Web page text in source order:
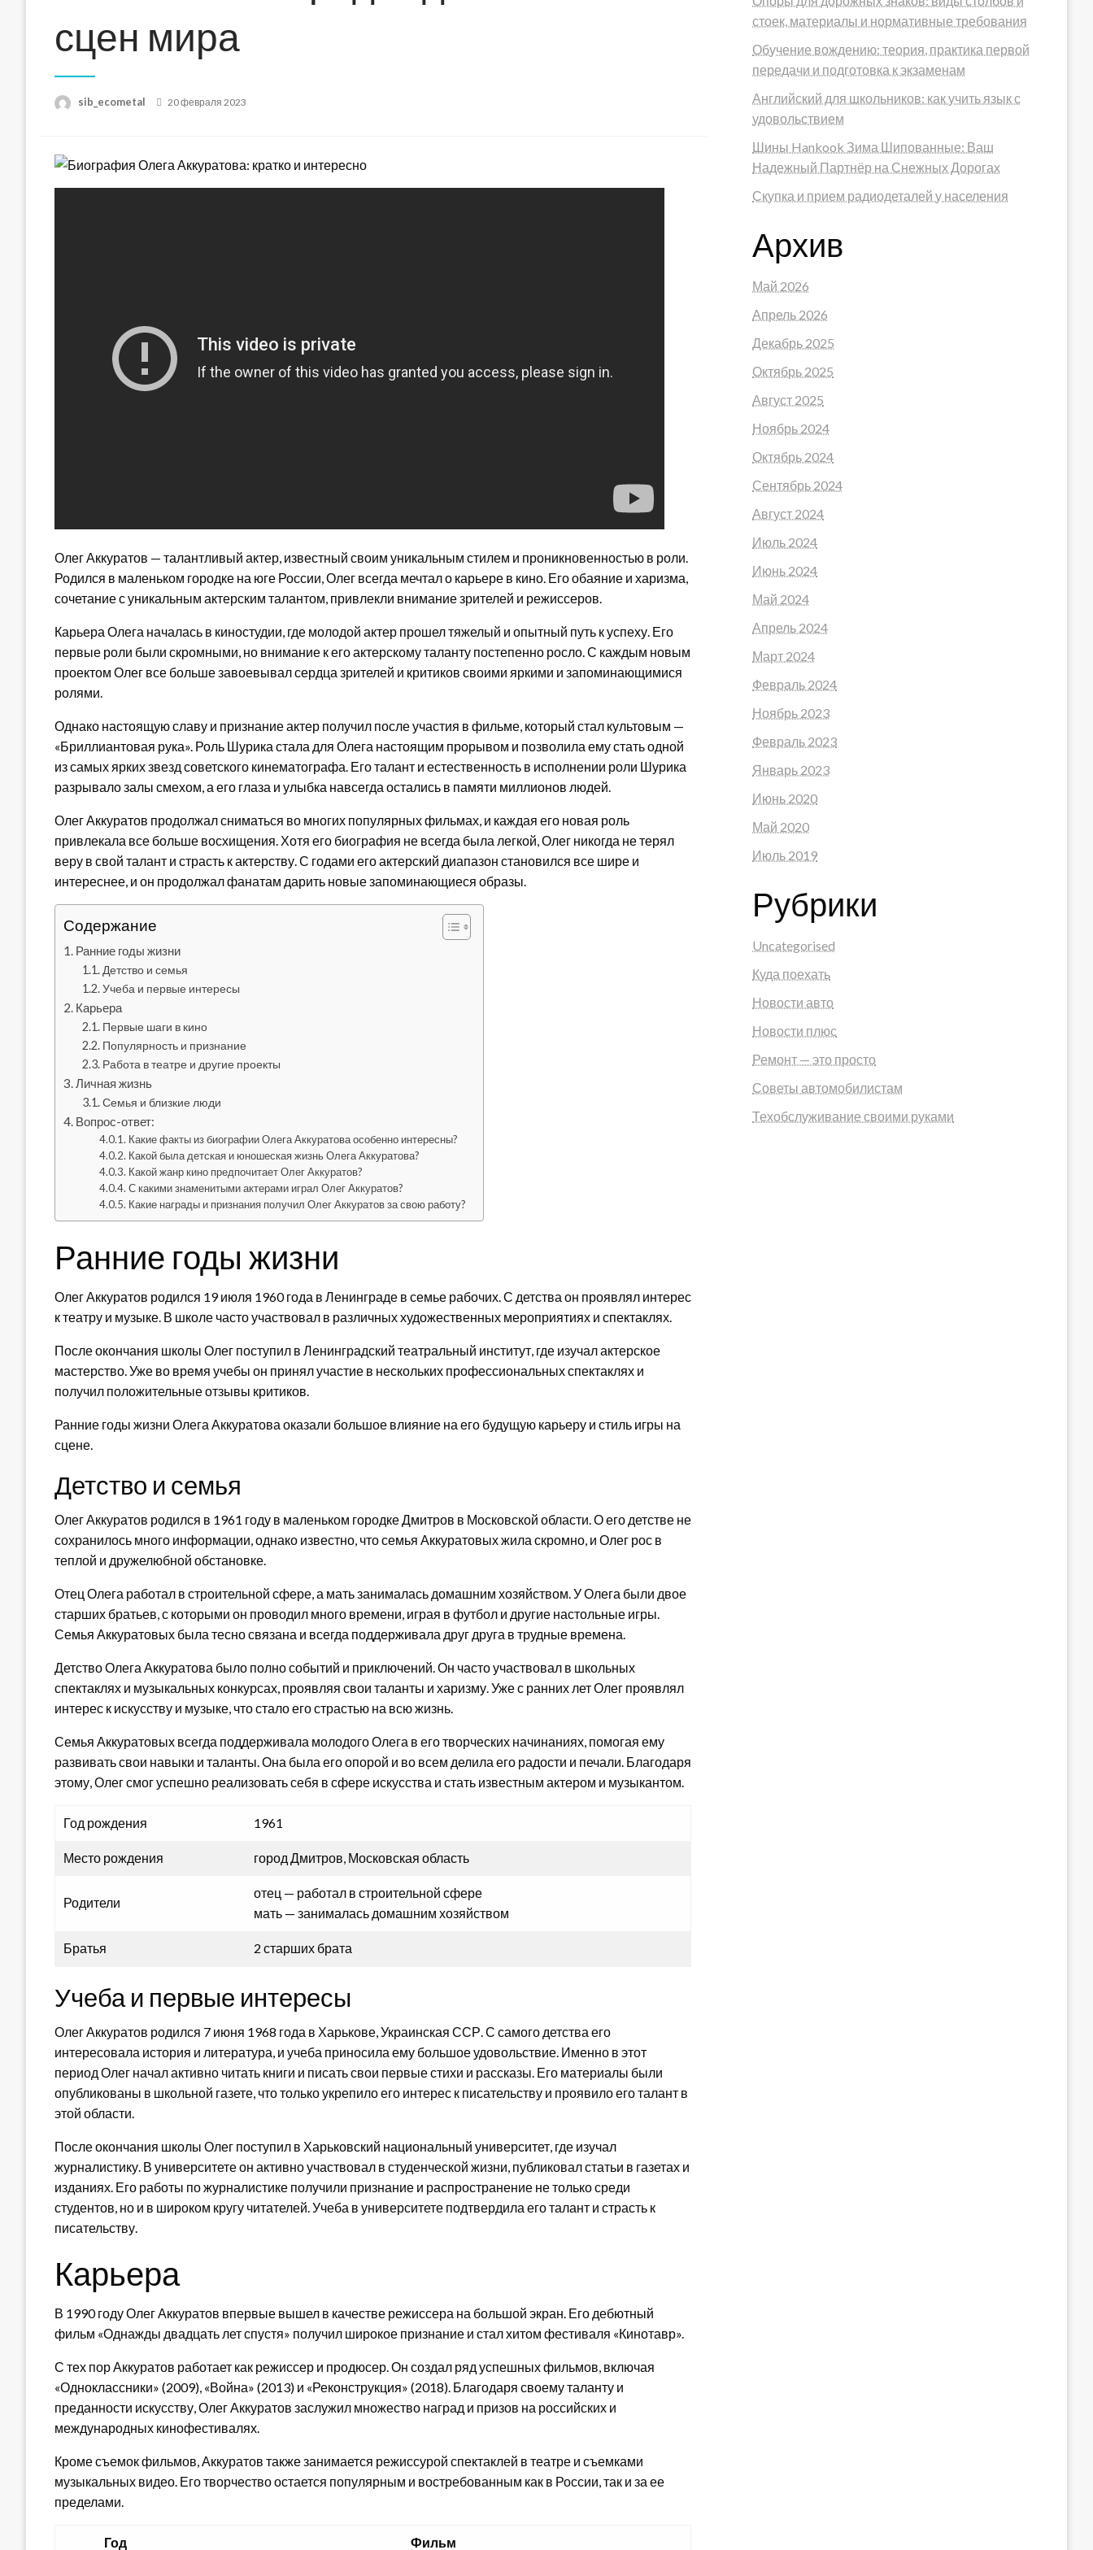
сцен мира
sib_ecometal
Posted
20 февраля 2023
Олег Аккуратов — талантливый актер, известный своим уникальным стилем и проникновенностью в роли.
Родился в маленьком городке на юге России, Олег всегда мечтал о карьере в кино. Его обаяние и харизма,
сочетание с уникальным актерским талантом, привлекли внимание зрителей и режиссеров.
Карьера Олега началась в киностудии, где молодой актер прошел тяжелый и опытный путь к успеху. Его
первые роли были скромными, но внимание к его актерскому таланту постепенно росло. С каждым новым
проектом Олег все больше завоевывал сердца зрителей и критиков своими яркими и запоминающимися
ролями.
Однако настоящую славу и признание актер получил после участия в фильме, который стал культовым —
«Бриллиантовая рука». Роль Шурика стала для Олега настоящим прорывом и позволила ему стать одной
из самых ярких звезд советского кинематографа. Его талант и естественность в исполнении роли Шурика
разрывало залы смехом, а его глаза и улыбка навсегда остались в памяти миллионов людей.
Олег Аккуратов продолжал сниматься во многих популярных фильмах, и каждая его новая роль
привлекала все больше восхищения. Хотя его биография не всегда была легкой, Олег никогда не терял
веру в свой талант и страсть к актерству. С годами его актерский диапазон становился все шире и
интереснее, и он продолжал фанатам дарить новые запоминающиеся образы.
Содержание
Ранние годы жизни
Детство и семья
Учеба и первые интересы
Карьера
Первые шаги в кино
Популярность и признание
Работа в театре и другие проекты
Личная жизнь
Семья и близкие люди
Вопрос-ответ:
Какие факты из биографии Олега Аккуратова особенно интересны?
Какой была детская и юношеская жизнь Олега Аккуратова?
Какой жанр кино предпочитает Олег Аккуратов?
С какими знаменитыми актерами играл Олег Аккуратов?
Какие награды и признания получил Олег Аккуратов за свою работу?
Ранние годы жизни
Олег Аккуратов родился 19 июля 1960 года в Ленинграде в семье рабочих. С детства он проявлял интерес
к театру и музыке. В школе часто участвовал в различных художественных мероприятиях и спектаклях.
После окончания школы Олег поступил в Ленинградский театральный институт, где изучал актерское
мастерство. Уже во время учебы он принял участие в нескольких профессиональных спектаклях и
получил положительные отзывы критиков.
Ранние годы жизни Олега Аккуратова оказали большое влияние на его будущую карьеру и стиль игры на
сцене.
Детство и семья
Олег Аккуратов родился в 1961 году в маленьком городке Дмитров в Московской области. О его детстве не
сохранилось много информации, однако известно, что семья Аккуратовых жила скромно, и Олег рос в
теплой и дружелюбной обстановке.
Отец Олега работал в строительной сфере, а мать занималась домашним хозяйством. У Олега были двое
старших братьев, с которыми он проводил много времени, играя в футбол и другие настольные игры.
Семья Аккуратовых была тесно связана и всегда поддерживала друг друга в трудные времена.
Детство Олега Аккуратова было полно событий и приключений. Он часто участвовал в школьных
спектаклях и музыкальных конкурсах, проявляя свои таланты и харизму. Уже с ранних лет Олег проявлял
интерес к искусству и музыке, что стало его страстью на всю жизнь.
Семья Аккуратовых всегда поддерживала молодого Олега в его творческих начинаниях, помогая ему
развивать свои навыки и таланты. Она была его опорой и во всем делила его радости и печали. Благодаря
этому, Олег смог успешно реализовать себя в сфере искусства и стать известным актером и музыкантом.
Год рождения 1961
Место рождения город Дмитров, Московская область
Родители
отец — работал в строительной сфере
мать — занималась домашним хозяйством
Братья 2 старших брата
Учеба и первые интересы
Олег Аккуратов родился 7 июня 1968 года в Харькове, Украинская ССР. С самого детства его
интересовала история и литература, и учеба приносила ему большое удовольствие. Именно в этот
период Олег начал активно читать книги и писать свои первые стихи и рассказы. Его материалы были
опубликованы в школьной газете, что только укрепило его интерес к писательству и проявило его талант в
этой области.
После окончания школы Олег поступил в Харьковский национальный университет, где изучал
журналистику. В университете он активно участвовал в студенческой жизни, публиковал статьи в газетах и
изданиях. Его работы по журналистике получили признание и распространение не только среди
студентов, но и в широком кругу читателей. Учеба в университете подтвердила его талант и страсть к
писательству.
Карьера
В 1990 году Олег Аккуратов впервые вышел в качестве режиссера на большой экран. Его дебютный
фильм «Однажды двадцать лет спустя» получил широкое признание и стал хитом фестиваля «Кинотавр».
С тех пор Аккуратов работает как режиссер и продюсер. Он создал ряд успешных фильмов, включая
«Одноклассники» (2009), «Война» (2013) и «Реконструкция» (2018). Благодаря своему таланту и
преданности искусству, Олег Аккуратов заслужил множество наград и призов на российских и
международных кинофестивалях.
Кроме съемок фильмов, Аккуратов также занимается режиссурой спектаклей в театре и съемками
музыкальных видео. Его творчество остается популярным и востребованным как в России, так и за ее
пределами.
Год Фильм
стоек, материалы и нормативные требования
Обучение вождению: теория, практика первой
передачи и подготовка к экзаменам
Английский для школьников: как учить язык с
удовольствием
Шины Hankook Зима Шипованные: Ваш
Надежный Партнёр на Снежных Дорогах
Скупка и прием радиодеталей у населения
Архив
Май 2026
Апрель 2026
Декабрь 2025
Октябрь 2025
Август 2025
Ноябрь 2024
Октябрь 2024
Сентябрь 2024
Август 2024
Июль 2024
Июнь 2024
Май 2024
Апрель 2024
Март 2024
Февраль 2024
Ноябрь 2023
Февраль 2023
Январь 2023
Июнь 2020
Май 2020
Июль 2019
Рубрики
Uncategorised
Куда поехать
Новости авто
Новости плюс
Ремонт — это просто
Советы автомобилистам
Техобслуживание своими руками